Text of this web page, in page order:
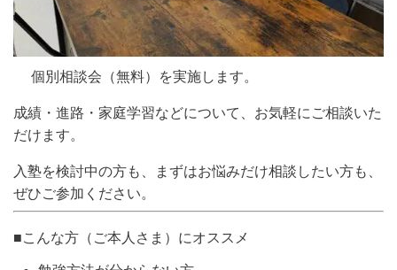
個別相談会（無料）を実施します。
成績・進路・家庭学習などについて、お気軽にご相談いた
だけます。
入塾を検討中の方も、まずはお悩みだけ相談したい方も、
ぜひご参加ください。
■こんな方（ご本人さま）にオススメ